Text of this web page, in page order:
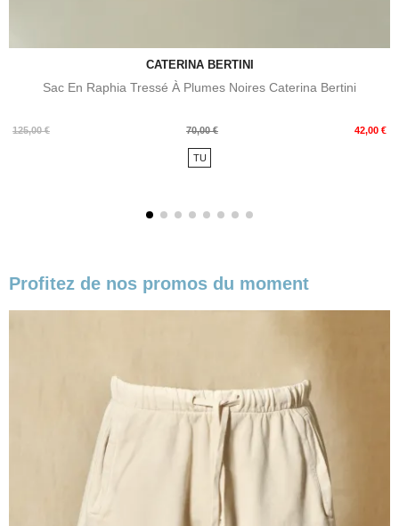
CATERINA BERTINI
Sac En Raphia Tressé À Plumes Noires Caterina Bertini
125,00 €
Prix
70,00 € 42,00 €
Prix
TU
Profitez de nos promos du moment